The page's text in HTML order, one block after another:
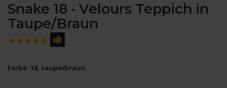
Snake 18 - Velours Teppich in
Taupe/Braun
Farbe: 18, taupe/braun